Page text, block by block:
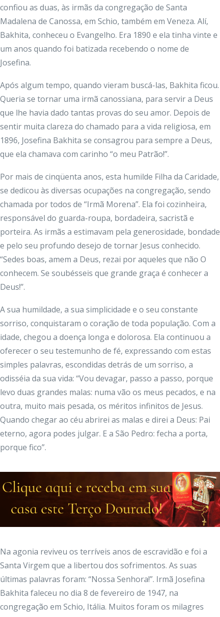
confiou as duas, às irmãs da congregação de Santa
Madalena de Canossa, em Schio, também em Veneza. Alí,
Bakhita, conheceu o Evangelho. Era 1890 e ela tinha vinte e
um anos quando foi batizada recebendo o nome de
Josefina.
Após algum tempo, quando vieram buscá-las, Bakhita ficou.
Queria se tornar uma irmã canossiana, para servir a Deus
que lhe havia dado tantas provas do seu amor. Depois de
sentir muita clareza do chamado para a vida religiosa, em
1896, Josefina Bakhita se consagrou para sempre a Deus,
que ela chamava com carinho “o meu Patrão!”.
Por mais de cinqüenta anos, esta humilde Filha da Caridade,
se dedicou às diversas ocupações na congregação, sendo
chamada por todos de “Irmã Morena”. Ela foi cozinheira,
responsável do guarda-roupa, bordadeira, sacristã e
porteira. As irmãs a estimavam pela generosidade, bondade
e pelo seu profundo desejo de tornar Jesus conhecido.
“Sedes boas, amem a Deus, rezai por aqueles que não O
conhecem. Se soubésseis que grande graça é conhecer a
Deus!”.
A sua humildade, a sua simplicidade e o seu constante
sorriso, conquistaram o coração de toda população. Com a
idade, chegou a doença longa e dolorosa. Ela continuou a
oferecer o seu testemunho de fé, expressando com estas
simples palavras, escondidas detrás de um sorriso, a
odisséia da sua vida: “Vou devagar, passo a passo, porque
levo duas grandes malas: numa vão os meus pecados, e na
outra, muito mais pesada, os méritos infinitos de Jesus.
Quando chegar ao céu abrirei as malas e direi a Deus: Pai
eterno, agora podes julgar. E a São Pedro: fecha a porta,
porque fico”.
Na agonia reviveu os terríveis anos de escravidão e foi a
Santa Virgem que a libertou dos sofrimentos. As suas
últimas palavras foram: “Nossa Senhora!”. Irmã Josefina
Bakhita faleceu no dia 8 de fevereiro de 1947, na
congregação em Schio, Itália. Muitos foram os milagres